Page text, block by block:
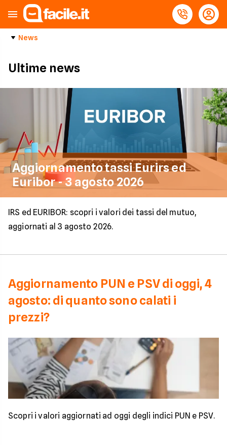
News
Ultime news
Aggiornamento tassi Eurirs ed
Euribor - 3 agosto 2026
IRS ed EURIBOR: scopri i valori dei tassi del mutuo,
aggiornati al 3 agosto 2026.
Aggiornamento PUN e PSV di oggi, 4
agosto: di quanto sono calati i
prezzi?
Scopri i valori aggiornati ad oggi degli indici PUN e PSV.